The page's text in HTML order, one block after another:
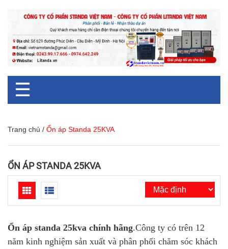
☰
Trang chủ / Ổn áp Standa 25KVA
ỔN ÁP STANDA 25KVA
Ổn áp standa 25kva chính hãng.Công ty có trên 12
năm kinh nghiệm sản xuất và phân phối chăm sóc khách